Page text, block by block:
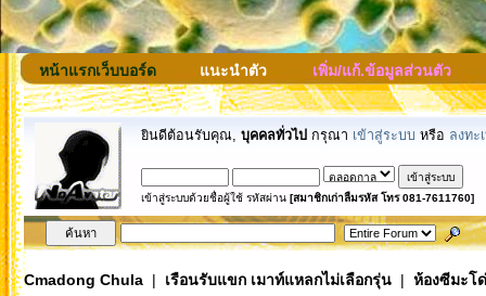
หน้าแรกเว็บบอร์ด แนะนำตัว เพิ่ม/แก้.ข้อมูลส่วนตัว
ยินดีต้อนรับคุณ, บุคคลทั่วไป กรุณา เข้าสู่ระบบ หรือ ลงทะ
เข้าสู่ระบบด้วยชื่อผู้ใช้ รหัสผ่าน [สมาชิกเก่าลืมรหัส โทร 081-7611760]
Cmadong Chula| เรือนรับแขก เมาท์แหลกไม่เลือกรุ่น| ห้องซีมะโ